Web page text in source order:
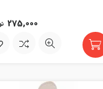
275,000